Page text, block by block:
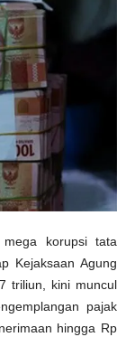
mega korupsi tata
Kejaksaan Agung
triliun, kini muncul
pajak
hingga Rp